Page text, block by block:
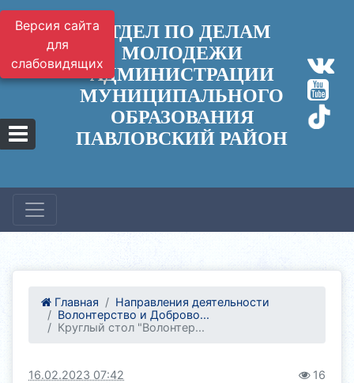
Версия сайта
для
слабовидящих
ОТДЕЛ ПО ДЕЛАМ
МОЛОДЕЖИ
АДМИНИСТРАЦИИ
МУНИЦИПАЛЬНОГО
ОБРАЗОВАНИЯ
ПАВЛОВСКИЙ РАЙОН
Главная
Направления деятельности
Волонтерство и Доброво...
Круглый стол "Волонтер...
16.02.2023 07:42 16